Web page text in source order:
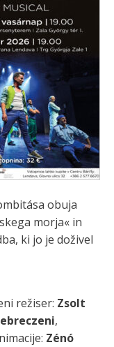
obuja
morja« in
ki jo je doživel
režiser: Zsolt
,
Zénó